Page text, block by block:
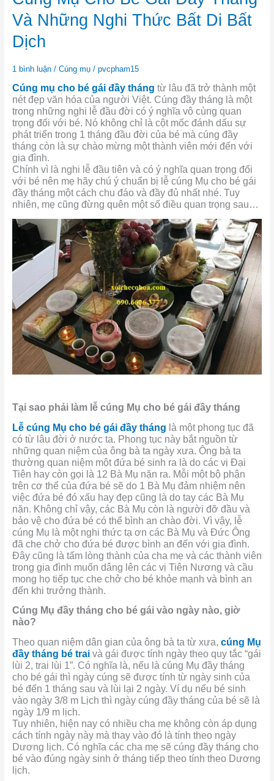
Và Những Nghi Thức Bất Di Bất
Dịch
1 bình luận / Cúng mụ/ pvcpham15
Cúng mụ cho bé gái đầy tháng từ lâu đã trở thành một
nét đẹp văn hóa của người Việt. Cúng đầy tháng là một
trong những nghi lễ đầu đời có ý nghĩa vô cùng quan
trọng đối với bé. Nó không chỉ là cột mốc đánh dấu sự
phát triển trong 1 tháng đầu đời của bé mà cúng đầy
tháng còn là sự chào mừng một thành viên mới đến với
gia đình.
Chính vì là nghi lễ đầu tiên và có ý nghĩa quan trọng đối
với bé nên mẹ hãy chú ý chuẩn bị lễ cúng Mụ cho bé gái
đầy tháng một cách chu đáo và đầy đủ nhất nhé. Tuy
nhiên, mẹ cũng đừng quên một số điều quan trọng sau…
Tại sao phải làm lễ cúng Mụ cho bé gái đầy tháng
Lễ cúng Mụ cho bé gái đầy tháng là một phong tục đã
có từ lâu đời ở nước ta. Phong tục này bắt nguồn từ
những quan niệm của ông bà ta ngày xưa. Ông bà ta
thường quan niệm một đứa bé sinh ra là do các vị Đại
Tiên hay còn gọi là 12 Bà Mụ nặn ra. Mỗi một bộ phận
trên cơ thể của đứa bé sẽ do 1 Bà Mụ đảm nhiệm nên
việc đứa bé đó xấu hay đẹp cũng là do tay các Bà Mụ
nặn. Không chỉ vậy, các Bà Mụ còn là người đỡ đầu và
bảo vệ cho đứa bé có thể bình an chào đời. Vì vậy, lễ
cúng Mụ là một nghi thức tạ ơn các Bà Mụ và Đức Ông
đã che chở cho đứa bé được bình an đến với gia đình.
Đây cũng là tấm lòng thành của cha mẹ và các thành viên
trong gia đình muốn dâng lên các vị Tiên Nương và cầu
mong họ tiếp tục che chở cho bé khỏe mạnh và bình an
đến khi trưởng thành.
Cúng Mụ đầy tháng cho bé gái vào ngày nào, giờ
nào?
Theo quan niệm dân gian của ông bà ta từ xưa, cúng Mụ
đầy tháng bé traivà gái được tính ngày theo quy tắc “gái
lùi 2, trai lùi 1”. Có nghĩa là, nếu là cúng Mụ đầy tháng
cho bé gái thì ngày cúng sẽ được tính từ ngày sinh của
bé đến 1 tháng sau và lùi lại 2 ngày. Ví dụ nếu bé sinh
vào ngày 3/8 m Lịch thì ngày cúng đầy tháng của bé sẽ là
ngày 1/9 m lịch.
Tuy nhiên, hiện nay có nhiều cha mẹ không còn áp dụng
cách tính ngày này mà thay vào đó là tính theo ngày
Dương lịch. Có nghĩa các cha mẹ sẽ cúng đầy tháng cho
bé vào đúng ngày sinh ở tháng tiếp theo tính theo Dương
lịch.
Mụ
Cho
Bé
Gái
Đầy
Và
Nghi
Thức
Bất
Di
Bất
Dịch